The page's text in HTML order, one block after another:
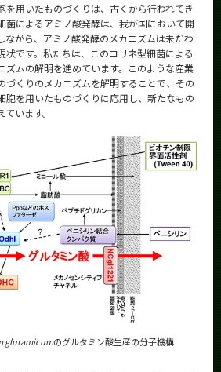
を用いたものづくりは、古くから行われてき
菌によるアミノ酸発酵は、我が国において開
ながら、アミノ酸発酵のメカニズムは未だわ
状です。私たちは、このコリネ型細菌による
ズムの解明を進めています。このような産業
づくりのメカニズムを解明することで、その
胞を用いたものづくりに応用し、新たなもの
います。
glutamicumのグルタミン酸生産の分子機構